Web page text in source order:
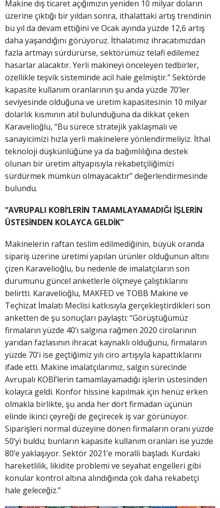
Makine dış ticaret açığımızın yeniden 10 milyar doların
üzerine çıktığı bir yıldan sonra, ithalattaki artış trendinin
bu yıl da devam ettiğini ve Ocak ayında yüzde 12,6 artış
daha yaşandığını görüyoruz. İthalatımız ihracatımızdan
fazla artmayı sürdürürse, sektörümüz telafi edilemez
hasarlar alacaktır. Yerli makineyi önceleyen tedbirler,
özellikle teşvik sisteminde acil hale gelmiştir.” Sektörde
kapasite kullanım oranlarının şu anda yüzde 70’ler
seviyesinde olduğuna ve üretim kapasitesinin 10 milyar
dolarlık kısmının atıl bulunduğuna da dikkat çeken
Karavelioğlu, “Bu sürece stratejik yaklaşmalı ve
sanayicimizi hızla yerli makinelere yönlendirmeliyiz. İthal
teknoloji düşkünlüğüne ya da bağımlılığına destek
olunan bir üretim altyapısıyla rekabetçiliğimizi
sürdürmek mümkün olmayacaktır” değerlendirmesinde
bulundu.
“AVRUPALI KOBİ’LERİN TAMAMLAYAMADIĞI İŞLERİN
ÜSTESİNDEN KOLAYCA GELDİK”
Makinelerin raftan teslim edilmediğinin, büyük oranda
sipariş üzerine üretimi yapılan ürünler olduğunun altını
çizen Karavelioğlu, bu nedenle de imalatçıların son
durumunu güncel anketlerle ölçmeye çalıştıklarını
belirtti. Karavelioğlu, MAKFED ve TOBB Makine ve
Teçhizat İmalatı Meclisi katkısıyla gerçekleştirdikleri son
anketten de şu sonuçları paylaştı: “Görüştüğümüz
firmaların yüzde 40’ı salgına rağmen 2020 cirolarının
yarıdan fazlasının ihracat kaynaklı olduğunu, firmaların
yüzde 70’i ise geçtiğimiz yılı ciro artışıyla kapattıklarını
ifade etti. Makine imalatçılarımız, salgın sürecinde
Avrupalı KOBİ’lerin tamamlayamadığı işlerin üstesinden
kolayca geldi. Konfor hissine kapılmak için henüz erken
olmakla birlikte, şu anda her dört firmadan üçünün
elinde ikinci çeyreği de geçirecek iş var görünüyor.
Siparişleri normal düzeyine dönen firmaların oranı yüzde
50’yi buldu; bunların kapasite kullanım oranları ise yüzde
80’e yaklaşıyor. Sektör 2021’e moralli başladı. Kurdaki
hareketlilik, likidite problemi ve seyahat engelleri gibi
konular kontrol altına alındığında çok daha rekabetçi
hale geleceğiz.”